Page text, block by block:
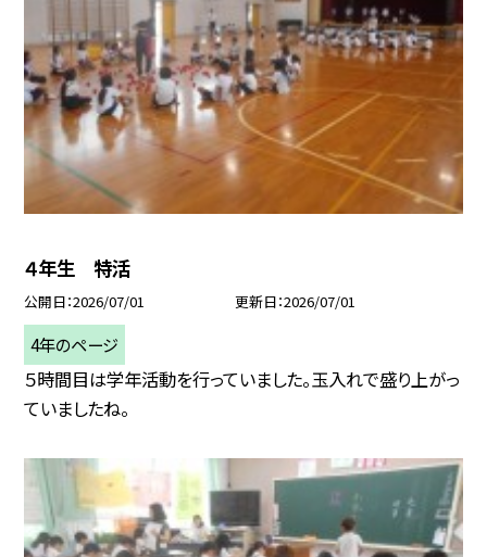
４年生 特活
公開日 2026/07/01 更新日 2026/07/01
4年のページ
５時間目は学年活動を行っていました。玉入れで盛り上がっ
ていましたね。